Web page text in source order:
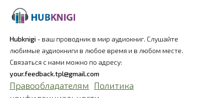
Hubknigi - ваш проводник в мир аудиокниг. Слушайте
любимые аудиокниги в любое время и в любом месте.
Связаться с нами можно по адресу:
your.feedback.tpl@gmail.com
Правообладателям Политика